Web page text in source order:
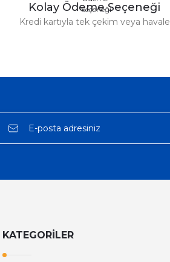
Kolay Ödeme Seçeneği
Kredi kartıyla tek çekim veya havale
KATEGORİLER